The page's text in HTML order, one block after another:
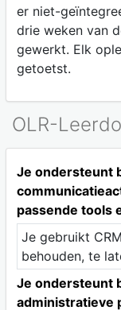
er niet-
drie weken van
gewerkt. Elk
getoetst.
OLR-
Je ondersteunt
passende tools
Je gebruikt
behouden, te
Je ondersteunt
administratieve